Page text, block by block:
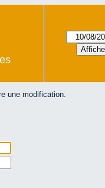
une modification.